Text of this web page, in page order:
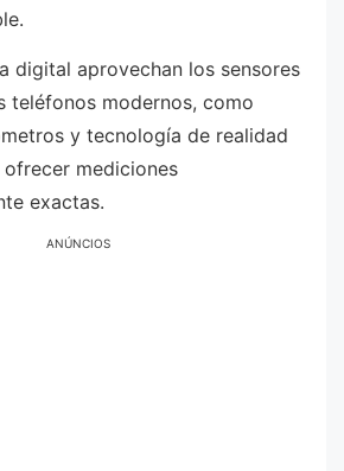
digital aprovechan los sensores
teléfonos modernos, como
y tecnología de realidad
mediciones
exactas.
ANÚNCIOS